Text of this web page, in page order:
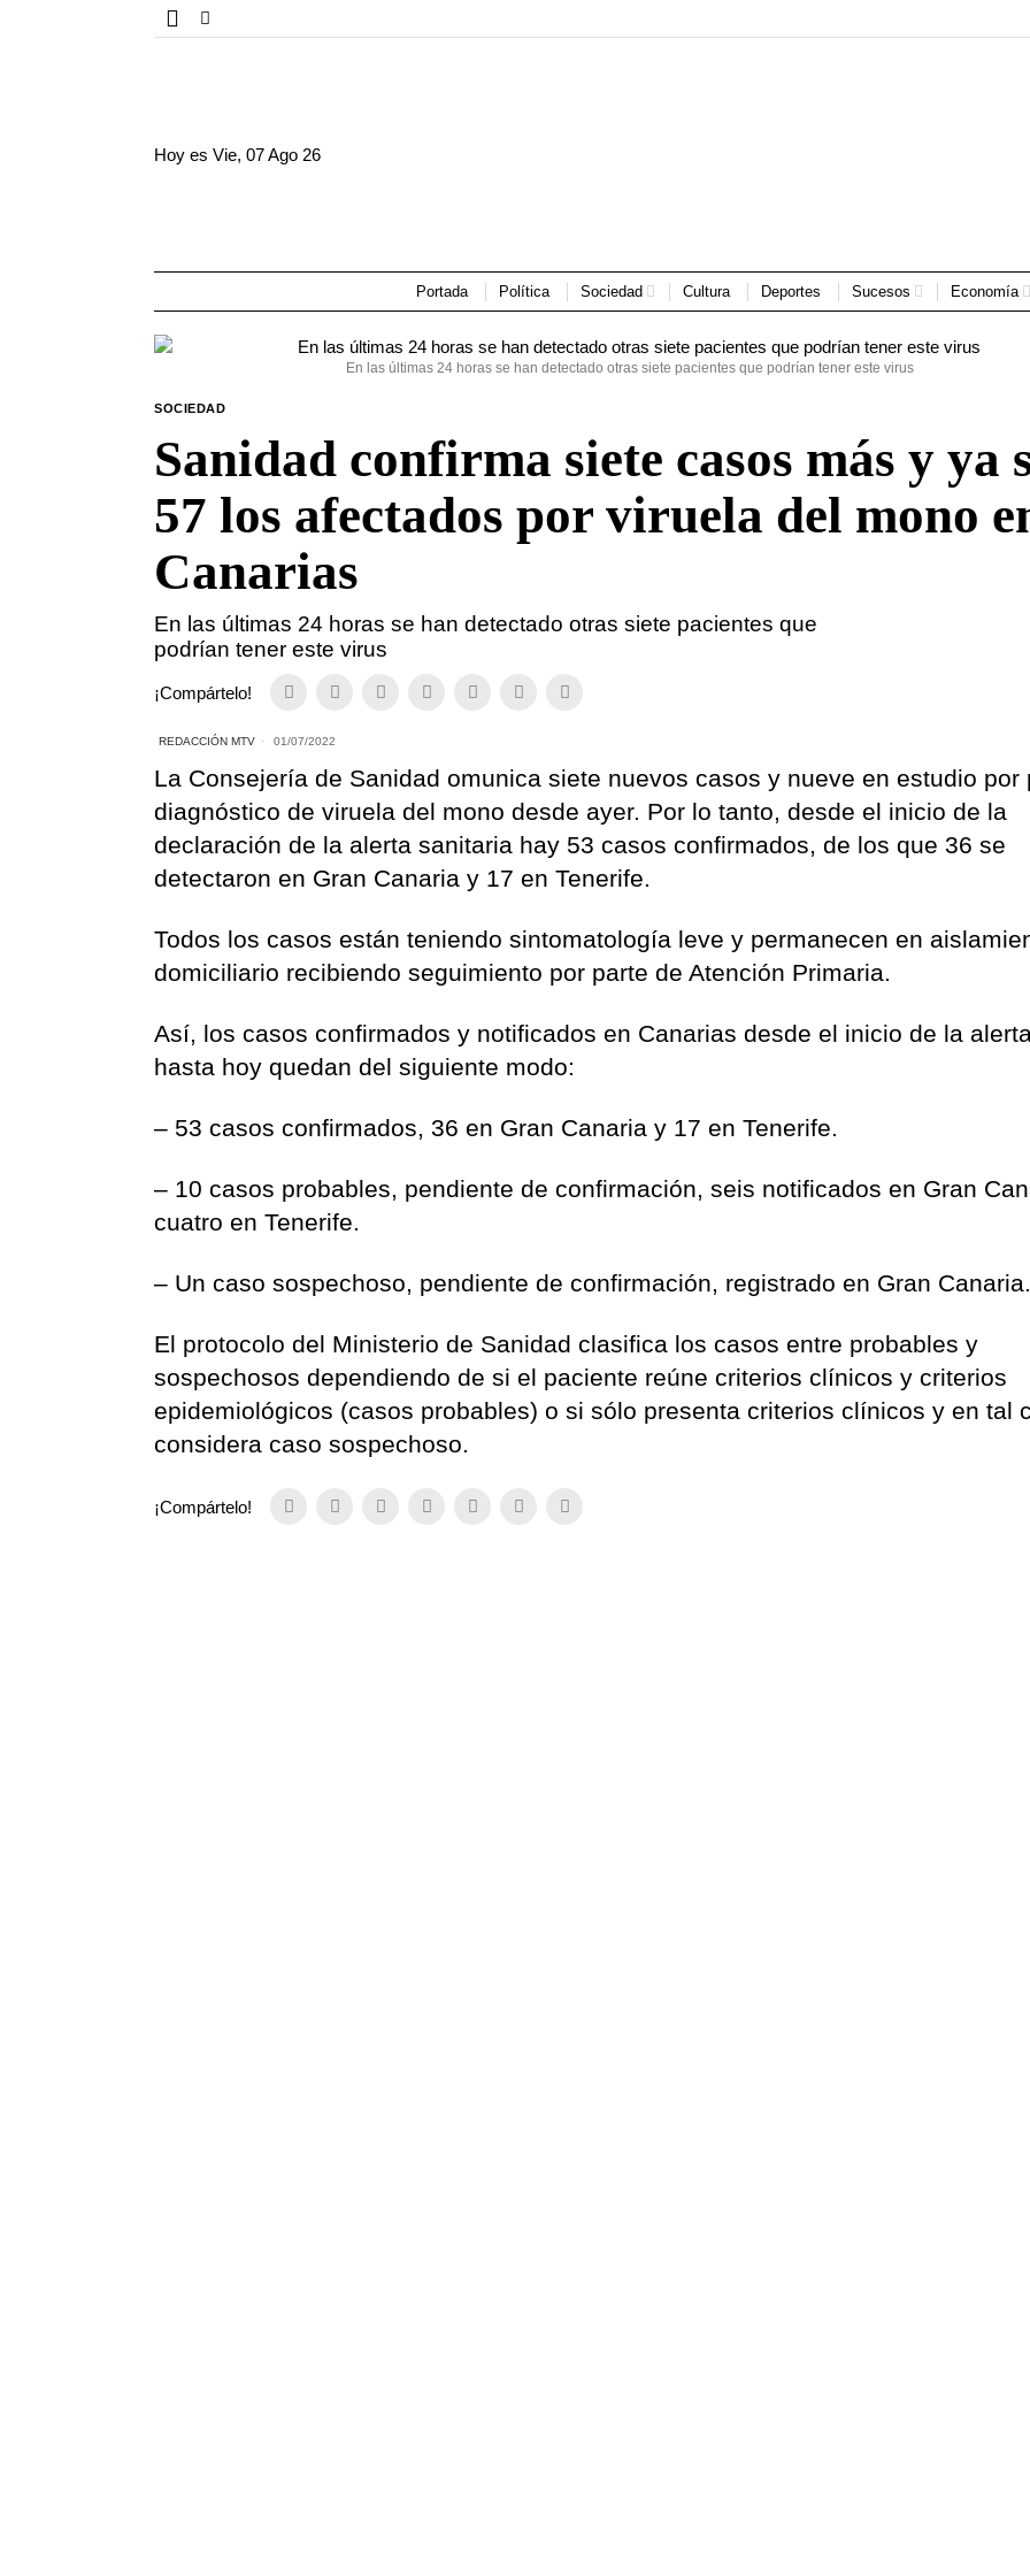
Hoy esVie, 07 Ago 26
Portada Política Sociedad Cultura Deportes Sucesos Economía
En las últimas 24 horas se han detectado otras siete pacientes que podrían tener este virus
SOCIEDAD
Sanidad confirma siete casos más y ya
57 los afectados por viruela del mono
Canarias
En las últimas 24 horas se han detectado otras siete pacientes que
podrían tener este virus
¡Compártelo!
REDACCIÓN MTV 01/07/2022
La Consejería de Sanidad omunica siete nuevos casos y nueve en estudio por
diagnóstico de viruela del mono desde ayer. Por lo tanto, desde el inicio de la
declaración de la alerta sanitaria hay 53 casos confirmados, de los que 36 se
detectaron en Gran Canaria y 17 en Tenerife.
Todos los casos están teniendo sintomatología leve y permanecen en
domiciliario recibiendo seguimiento por parte de Atención Primaria.
Así, los casos confirmados y notificados en Canarias desde el inicio de la
hasta hoy quedan del siguiente modo:
– 53 casos confirmados, 36 en Gran Canaria y 17 en Tenerife.
– 10 casos probables, pendiente de confirmación, seis notificados en Gran
cuatro en Tenerife.
– Un caso sospechoso, pendiente de confirmación, registrado en Gran Canaria.
El protocolo del Ministerio de Sanidad clasifica los casos entre probables y
sospechosos dependiendo de si el paciente reúne criterios clínicos y criterios
epidemiológicos (casos probables) o si sólo presenta criterios clínicos y en tal
considera caso sospechoso.
¡Compártelo!